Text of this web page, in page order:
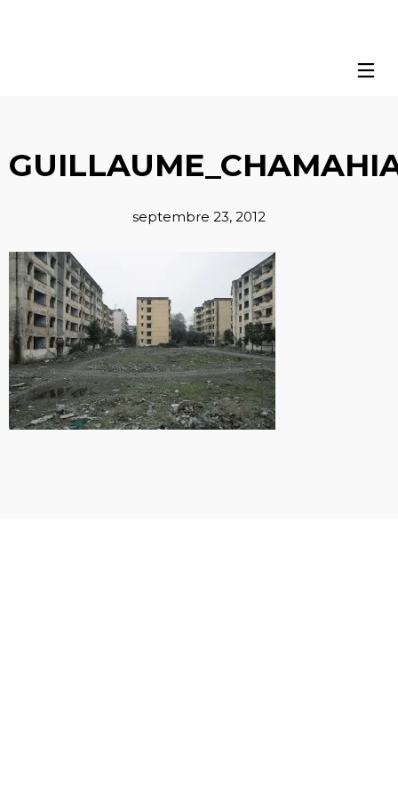
septembre 23, 2012